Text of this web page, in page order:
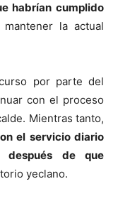
habrían cumplido
la actual
por parte del
con el proceso
Mientras tanto,
el servicio diario
después de que
yeclano.